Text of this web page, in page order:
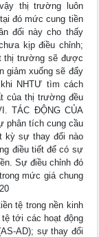
thị trường luôn
đó mức cung tiền
đối này cho thấy
kịp điều chỉnh;
thị trường sẽ được
giảm xuống sẽ đẩy
NHTƯ tìm cách
của thị trường đều
TÁC ĐỘNG CỦA
phân tích cung cầu
kỳ sự thay đổi nào
điều tiết để có sự
Sự điều chỉnh đó
mức giá chung
tệ trong nền kinh
tới các hoạt động
AD); sự thay đổi